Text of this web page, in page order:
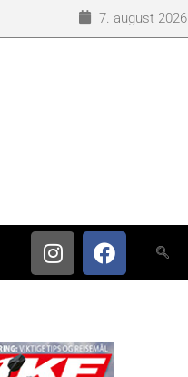
7. august 2026